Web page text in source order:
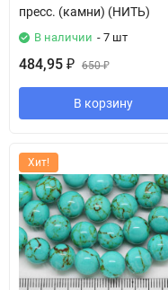
пресс. (камни) (НИТЬ)
В наличии - 7 шт
484,95 ₽ 650₽
В корзину
Хит!